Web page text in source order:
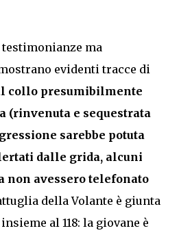
testimonianze ma
evidenti tracce di
collo presumibilmente
(rinvenuta e sequestrata
sarebbe potuta
dalle grida, alcuni
non avessero telefonato
della Volante è giunta
al 118: la giovane è